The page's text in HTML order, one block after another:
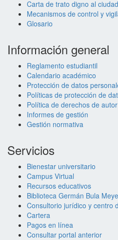
Carta de trato digno al
Mecanismos de control y
Glosario
Información general
Reglamento estudiantil
Calendario académico
Protección de datos
Políticas de protección de
Política de derechos de
Informes de gestión
Gestión normativa
Servicios
Bienestar universitario
Campus Virtual
Recursos educativos
Biblioteca Germán Bula
Consultorio jurídico y centro
Cartera
Pagos en línea
Consultar portal anterior